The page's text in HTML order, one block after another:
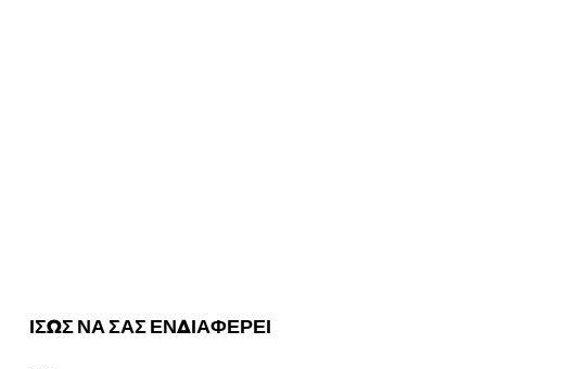
ΙΣΩΣ ΝΑ ΣΑΣ ΕΝΔΙΑΦΕΡΕΙ